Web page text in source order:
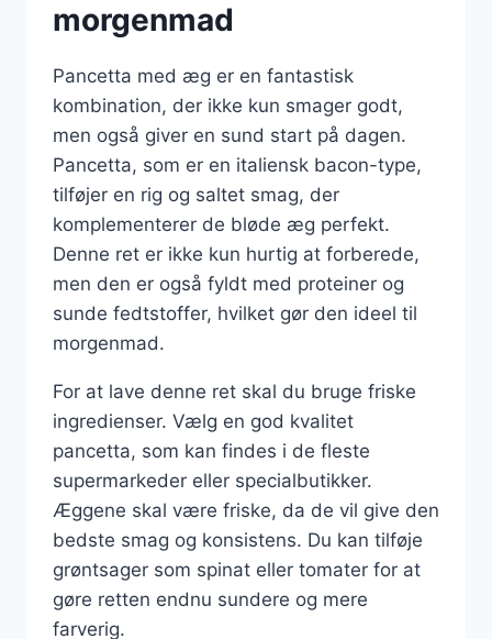
morgenmad
Pancetta med æg er en fantastisk
kombination, der ikke kun smager godt,
men også giver en sund start på dagen.
Pancetta, som er en italiensk bacon-type,
tilføjer en rig og saltet smag, der
komplementerer de bløde æg perfekt.
Denne ret er ikke kun hurtig at forberede,
men den er også fyldt med proteiner og
sunde fedtstoffer, hvilket gør den ideel til
morgenmad.
For at lave denne ret skal du bruge friske
ingredienser. Vælg en god kvalitet
pancetta, som kan findes i de fleste
supermarkeder eller specialbutikker.
Æggene skal være friske, da de vil give den
bedste smag og konsistens. Du kan tilføje
grøntsager som spinat eller tomater for at
gøre retten endnu sundere og mere
farverig.